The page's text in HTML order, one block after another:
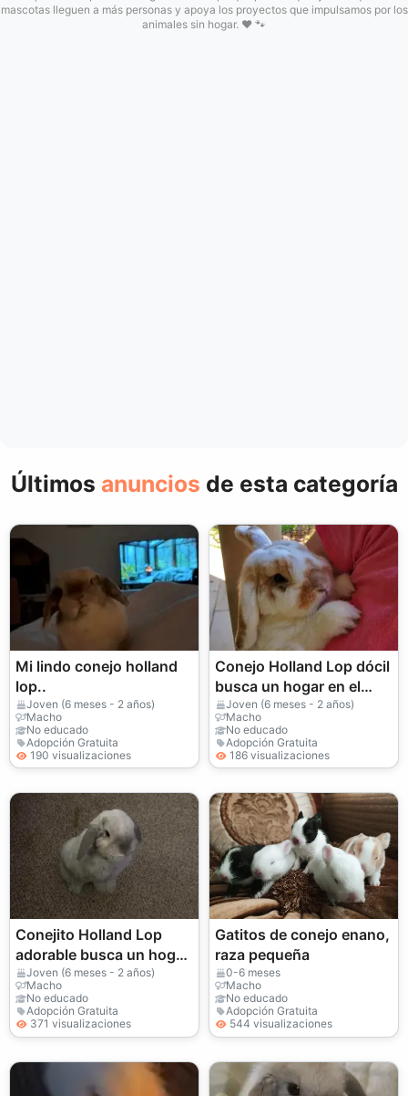
mascotas lleguen a más personas y apoya los proyectos que impulsamos por los
animales sin hogar. ❤️ 🐾
Últimos anuncios de esta categoría
Mi lindo conejo holland
lop..
Joven (6 meses - 2 años)
Macho
No educado
Adopción Gratuita
190 visualizaciones
Conejo Holland Lop dócil
busca un hogar en el
interior.
Joven (6 meses - 2 años)
Macho
No educado
Adopción Gratuita
186 visualizaciones
Conejito Holland Lop
adorable busca un hogar
tranquilo para siempre.
Joven (6 meses - 2 años)
Macho
No educado
Adopción Gratuita
371 visualizaciones
Gatitos de conejo enano,
raza pequeña
0-6 meses
Macho
No educado
Adopción Gratuita
544 visualizaciones